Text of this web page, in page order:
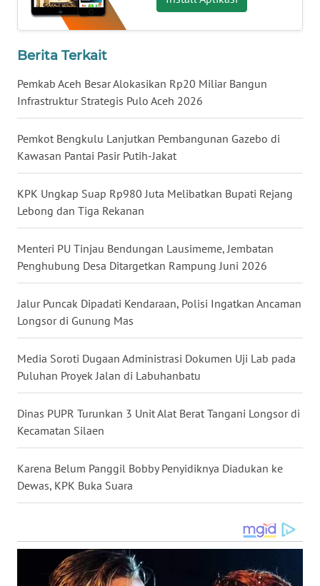
Berita Terkait
Pemkab Aceh Besar Alokasikan Rp20 Miliar Bangun
Infrastruktur Strategis Pulo Aceh 2026
Pemkot Bengkulu Lanjutkan Pembangunan Gazebo di
Kawasan Pantai Pasir Putih-Jakat
KPK Ungkap Suap Rp980 Juta Melibatkan Bupati Rejang
Lebong dan Tiga Rekanan
Menteri PU Tinjau Bendungan Lausimeme, Jembatan
Penghubung Desa Ditargetkan Rampung Juni 2026
Jalur Puncak Dipadati Kendaraan, Polisi Ingatkan Ancaman
Longsor di Gunung Mas
Media Soroti Dugaan Administrasi Dokumen Uji Lab pada
Puluhan Proyek Jalan di Labuhanbatu
Dinas PUPR Turunkan 3 Unit Alat Berat Tangani Longsor di
Kecamatan Silaen
Karena Belum Panggil Bobby Penyidiknya Diadukan ke
Dewas, KPK Buka Suara
WN
WN
WN
WN
SUMBAR
WN
SUMSEL
WN
BENGKULU
WN
LAMPUNG
WN
NUSANTARA